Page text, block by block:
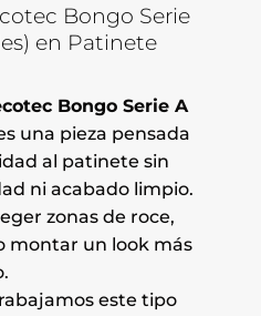
Bongo Serie
en Patinete
Bongo Serie A
una pieza pensada
al patinete sin
ni acabado limpio.
zonas de roce,
montar un look más
este tipo